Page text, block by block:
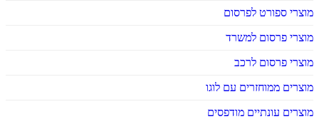
מוצרי ספורט לפרסום
מוצרי פרסום למשרד
מוצרי פרסום לרכב
מוצרים ממוחזרים עם לוגו
מוצרים עונתיים מודפסים